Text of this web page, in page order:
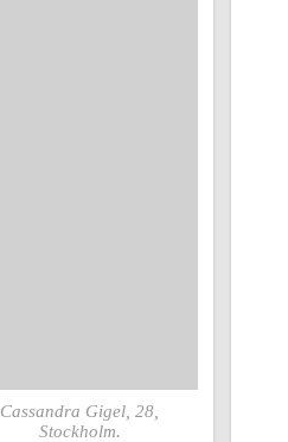
Cassandra Gigel, 28,
Stockholm.